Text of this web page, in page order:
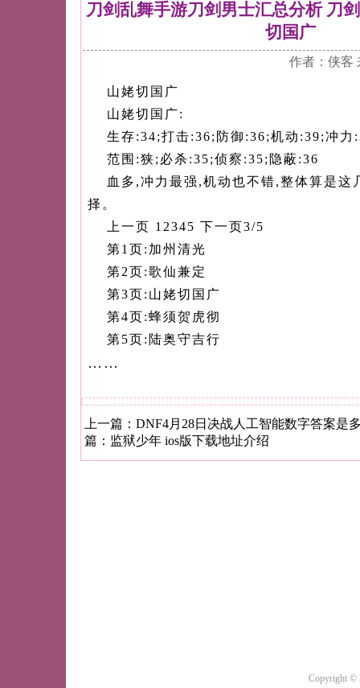
刀剑乱舞手游刀剑男士汇总分析 刀
切国广
作者：侠
山姥切国广
山姥切国广:
生存:34;打击:36;防御:36;机动:39;冲力
范围:狭;必杀:35;侦察:35;隐蔽:36
血多,冲力最强,机动也不错,整体算是这
择。
上一页 12345 下一页3/5
第1页:加州清光
第2页:歌仙兼定
第3页:山姥切国广
第4页:蜂须贺虎彻
第5页:陆奥守吉行
……
上一篇： DNF4月28日决战人工智能数字答案是
篇： 监狱少年 ios版下载地址介绍
Copyright ©